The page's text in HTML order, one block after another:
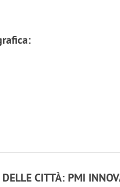
DELLE CITTÀ: PMI